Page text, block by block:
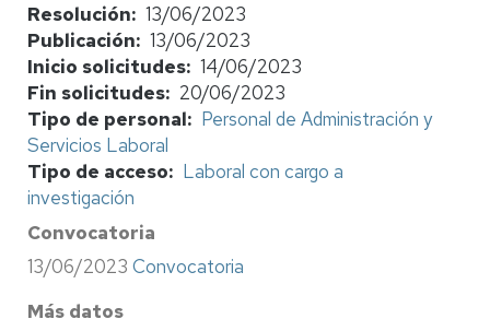
Resolución
13/06/2023
Publicación
13/06/2023
Inicio solicitudes 14/06/2023
Fin solicitudes
20/06/2023
Tipo de personal
Personal de Administración y
Servicios Laboral
Tipo de acceso
Laboral con cargo a
investigación
Convocatoria
13/06/2023 Convocatoria
Más datos